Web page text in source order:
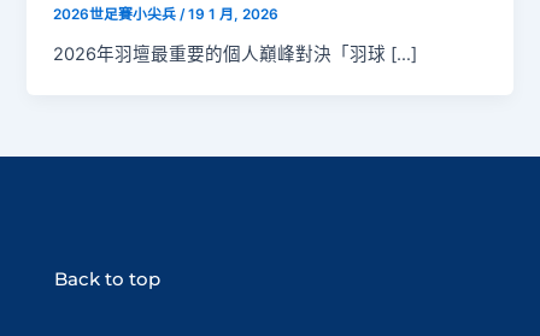
2026世足賽小尖兵/19 1 月, 2026
2026年羽壇最重要的個人巔峰對決「羽球 […]
Back to top